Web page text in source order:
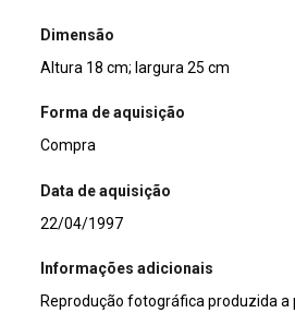
Dimensão
Altura 18 cm; largura 25 cm
Forma de aquisição
Compra
Data de aquisição
22/04/1997
Informações adicionais
Reprodução fotográfica produzida a